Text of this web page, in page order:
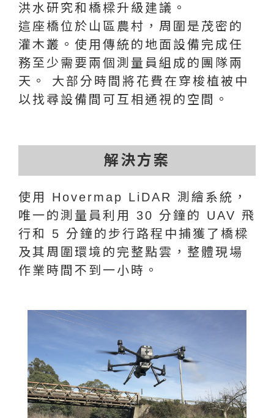
洪水研究和橋樑升級建議。
這座橋位於山區農村，周圍是茂密的
灌木叢。使用傳統的地面設備完成任
務至少需要兩個測量員組成的團隊兩
天。 大部分時間將花費在穿梭植被中
以找尋設備間可互相通視的空間。
解決方案
使用 Hovermap LiDAR 測繪系統，
唯一的測量員利用 30 分鐘的 UAV 飛
行和 5 分鐘的步行路程中捕獲了橋樑
及其周圍環境的完整點雲，整體現場
作業時間不到一小時。